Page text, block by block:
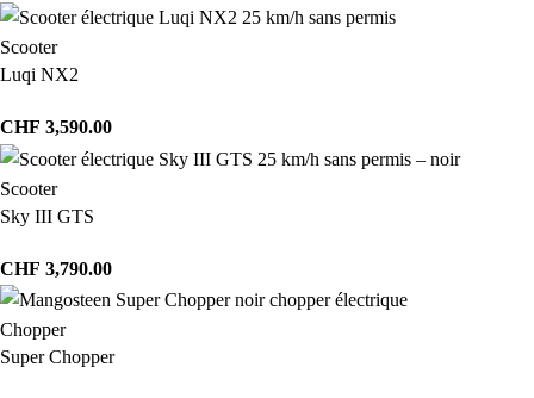
Scooter
Luqi NX2
CHF 3,590.00
Scooter
Sky III GTS
CHF 3,790.00
Chopper
Super Chopper